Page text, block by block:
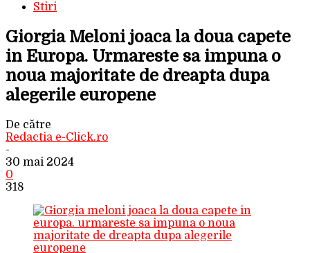
Stiri
Giorgia Meloni joaca la doua capete
in Europa. Urmareste sa impuna o
noua majoritate de dreapta dupa
alegerile europene
De către
Redactia e-Click.ro
-
30 mai 2024
0
318